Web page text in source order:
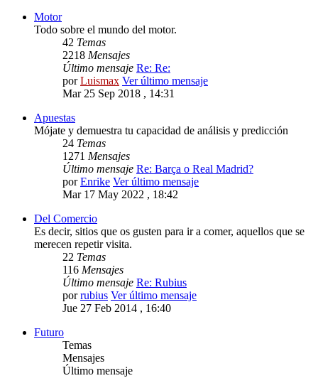
Motor
Todo sobre el mundo del motor.
42 Temas
2218 Mensajes
Último mensaje Re: Re:
porLuismax Ver último mensaje
Mar 25 Sep 2018 , 14:31
Apuestas
Mójate y demuestra tu capacidad de análisis y predicción
24 Temas
1271 Mensajes
Último mensaje Re: Barça o Real Madrid?
porEnrike Ver último mensaje
Mar 17 May 2022 , 18:42
Del Comercio
Es decir, sitios que os gusten para ir a comer, aquellos que se
merecen repetir visita.
22 Temas
116 Mensajes
Último mensaje Re: Rubius
porrubius Ver último mensaje
Jue 27 Feb 2014 , 16:40
Futuro
Temas
Mensajes
Último mensaje